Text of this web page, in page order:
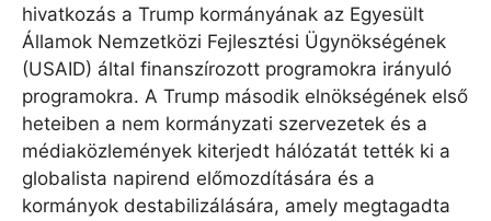
hivatkozás a Trump kormányának az Egyesült
Államok Nemzetközi Fejlesztési Ügynökségének
(USAID) által finanszírozott programokra irányuló
programokra. A Trump második elnökségének első
heteiben a nem kormányzati szervezetek és a
médiaközlemények kiterjedt hálózatát tették ki a
globalista napirend előmozdítására és a
kormányok destabilizálására, amely megtagadta